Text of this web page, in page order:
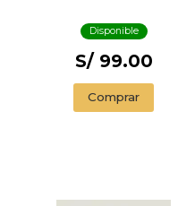
SWIMMER AND
OTHER STORIES (
ILLUSTRADED
EDITION)
Disponible
S/ 99.00
Comprar